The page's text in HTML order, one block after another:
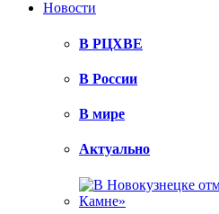
Новости
В РЦХВЕ
В России
В мире
Актуально